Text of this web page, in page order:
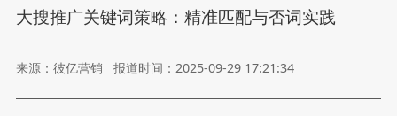
大搜推广关键词策略：精准匹配与否词实践
来源：彼亿营销 报道时间：2025-09-29 17:21:34